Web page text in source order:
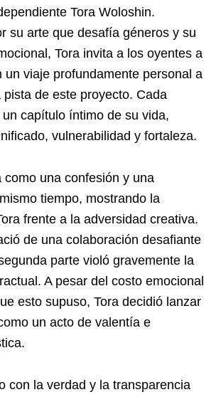
Tora Woloshin.
su arte que desafía géneros y su
Tora invita a los oyentes a
un viaje profundamente personal a
de este proyecto. Cada
capítulo íntimo de su vida,
vulnerabilidad y fortaleza.
como una confesión y una
tiempo, mostrando la
frente a la adversidad creativa.
de una colaboración desafiante
parte violó gravemente la
A pesar del costo emocional
esto supuso, Tora decidió lanzar
un acto de valentía e
con la verdad y la transparencia